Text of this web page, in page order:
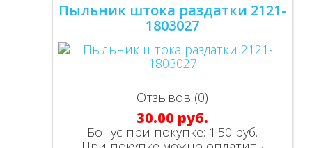
Пыльник штока раздатки 2121-
1803027
Отзывов (0)
30.00 руб.
Бонус при покупке: 1.50 руб.